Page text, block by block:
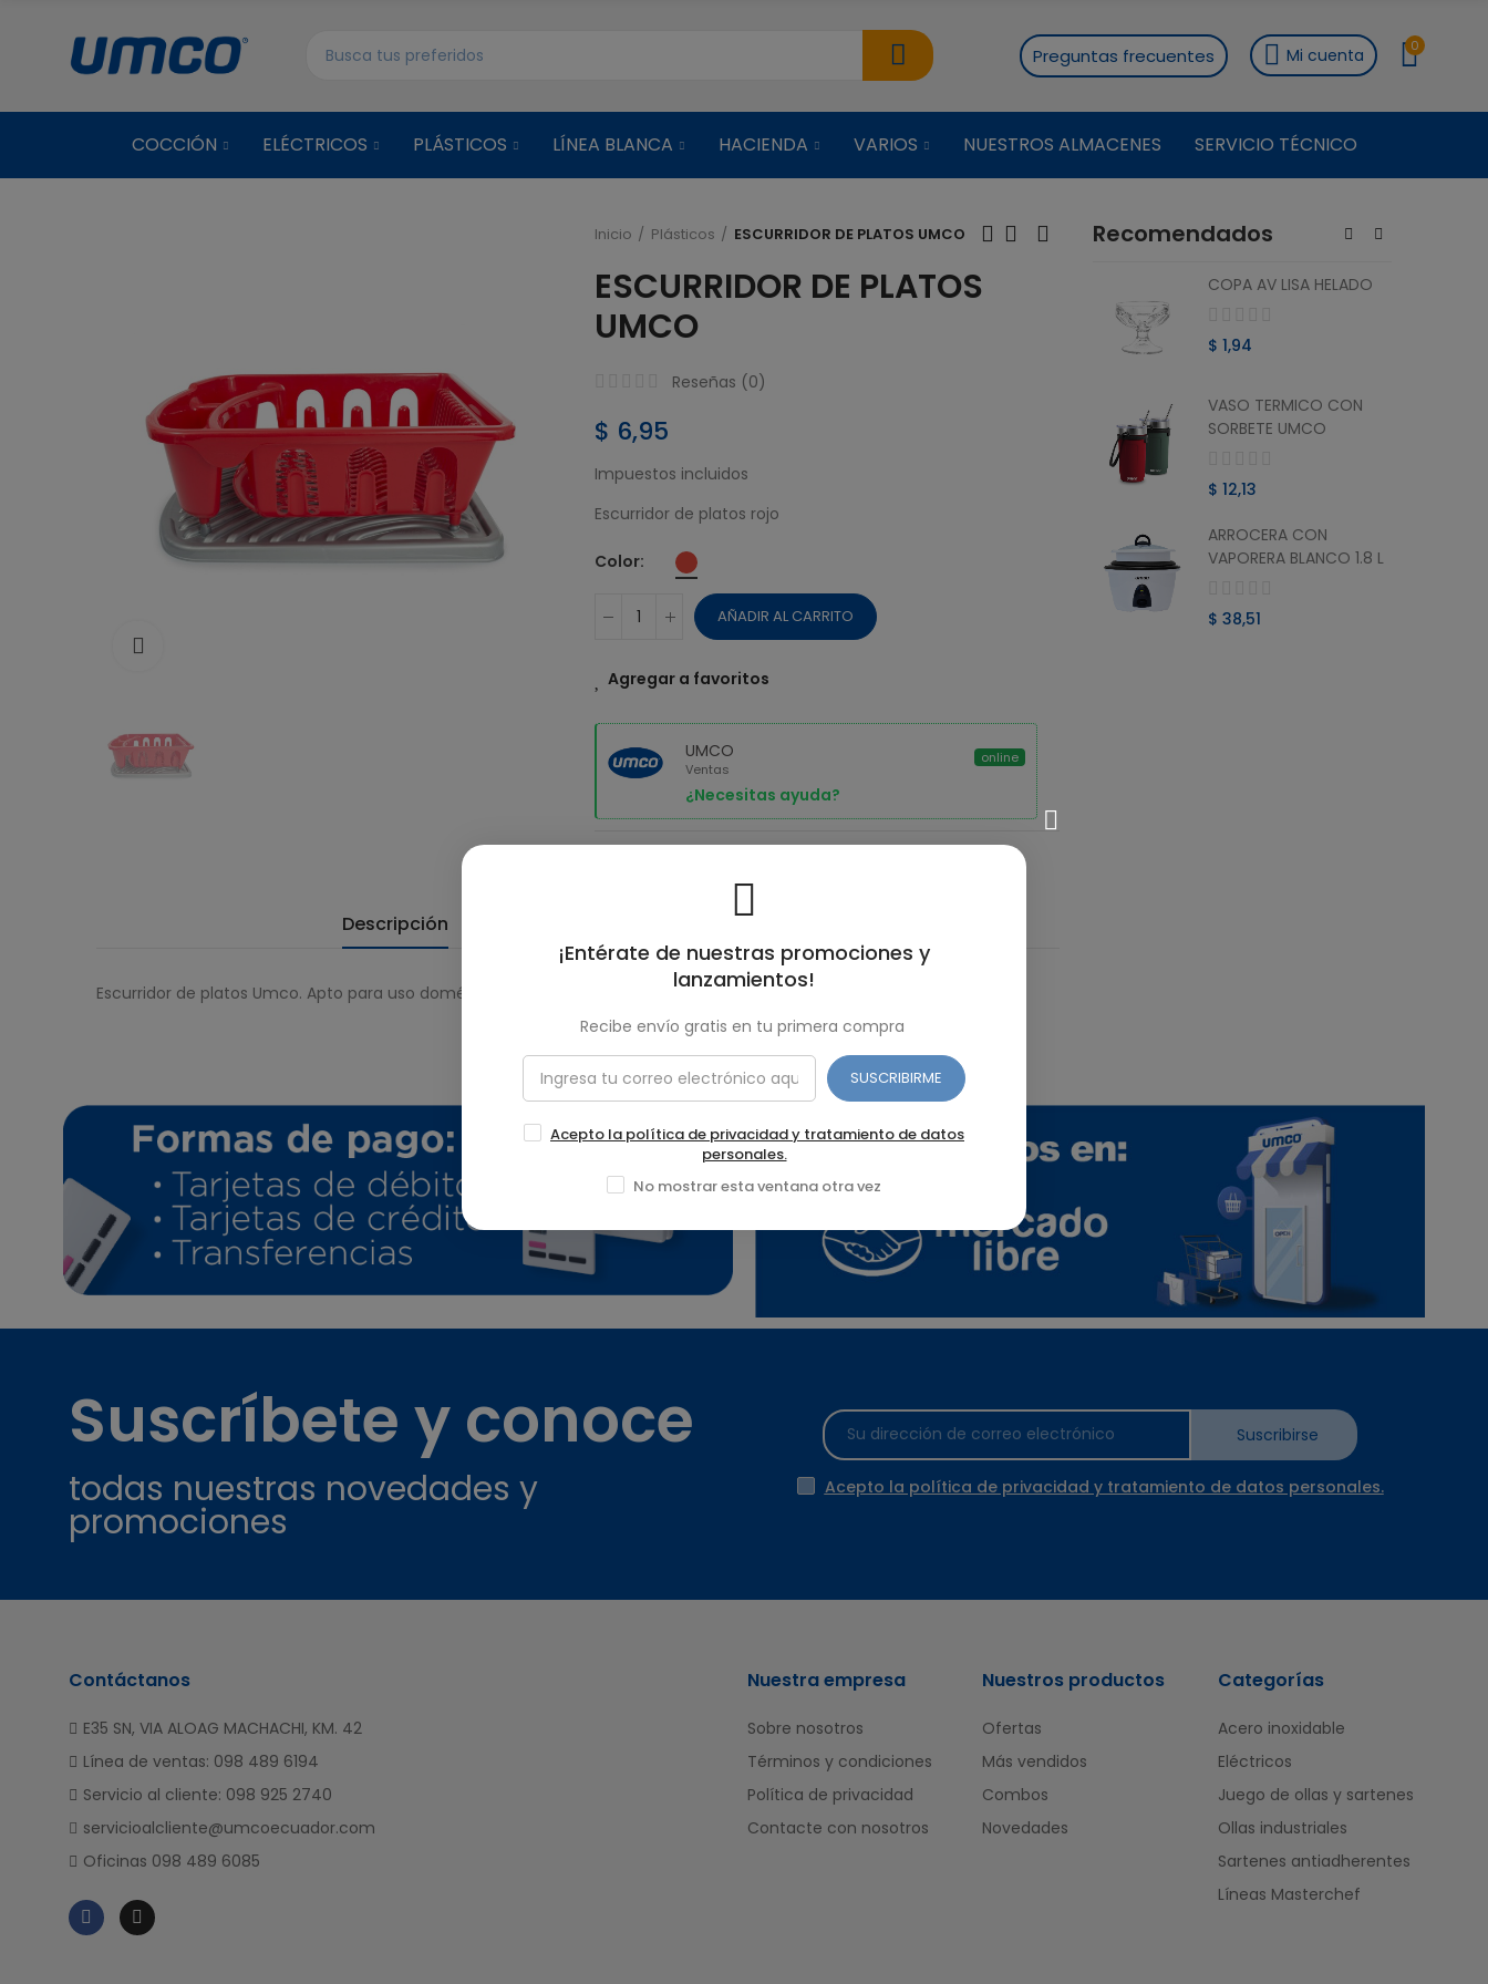
Preguntas frecuentes Mi cuenta 0
COCCIÓN ELÉCTRICOS PLÁSTICOS LÍNEA BLANCA HACIENDA VARIOS NUESTROS ALMACENES SERVICIO TÉCNICO
Inicio Plásticos ESCURRIDOR DE PLATOS UMCO
ESCURRIDOR DE PLATOS
UMCO
Reseñas (0)
$ 6,95
Impuestos incluidos
Escurridor de platos rojo
Color
AÑADIR AL CARRITO
Agregar a favoritos
UMCO
Ventas
¿Necesitas ayuda?
online
Descripción Reseñas(0)
Escurridor de platos Umco. Apto para uso doméstico y con 2 años de garantía por defecto de fábrica.
Recomendados
ARROCERA CON
COPA AV LISA HELADO
$ 1,94
VASO TERMICO CON
SORBETE UMCO
$ 12,13
ARROCERA CON
VAPORERA BLANCO 1.8 L
$ 38,51
Suscríbete y conoce
todas nuestras novedades y
promociones
Suscribirse
Acepto la política de privacidad y tratamiento de datos personales.
Contáctanos
E35 SN, VIA ALOAG MACHACHI, KM. 42
Línea de ventas: 098 489 6194
Servicio al cliente: 098 925 2740
servicioalcliente@umcoecuador.com
Oficinas 098 489 6085
Nuestra empresa
Sobre nosotros
Términos y condiciones
Política de privacidad
Contacte con nosotros
Nuestros productos
Ofertas
Más vendidos
Combos
Novedades
Categorías
Acero inoxidable
Eléctricos
Juego de ollas y sartenes
Ollas industriales
Sartenes antiadherentes
Líneas Masterchef
¡Entérate de nuestras promociones y
lanzamientos!
Recibe envío gratis en tu primera compra
SUSCRIBIRME
Acepto la política de privacidad y tratamiento de datos
personales.
No mostrar esta ventana otra vez